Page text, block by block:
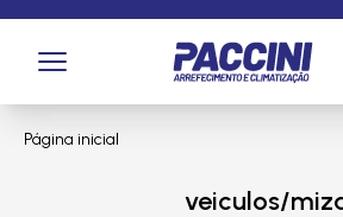
Página inicial
veiculos/